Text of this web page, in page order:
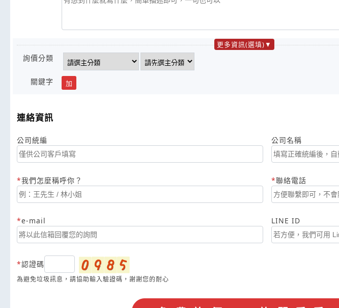
更多資訊(選填)
詢價分類
關鍵字 加
連絡資訊
公司統編 公司名稱
我們怎麼稱呼你？ 聯絡電話
e-mail LINE ID
認證碼
為避免垃圾訊息，請協助輸入驗證碼，謝謝您的耐心